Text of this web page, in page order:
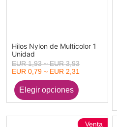
Hilos Nylon de Multicolor 1
Unidad
EUR 1,93 ~ EUR 3,93
EUR 0,79 ~ EUR 2,31
Venta